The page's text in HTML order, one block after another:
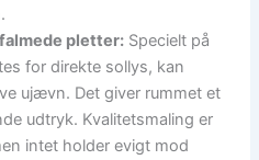
pletter: Specielt på
for direkte sollys, kan
ujævn. Det giver rummet et
udtryk. Kvalitetsmaling er
intet holder evigt mod